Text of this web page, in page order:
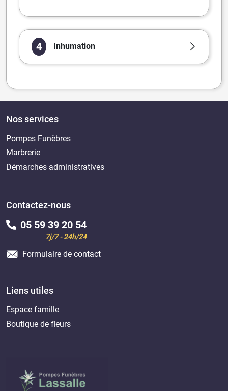
4 Inhumation
Nos services
Pompes Funèbres
Marbrerie
Démarches administratives
Contactez-nous
05 59 39 20 54
7j/7 - 24h/24
Formulaire de contact
Liens utiles
Espace famille
Boutique de fleurs